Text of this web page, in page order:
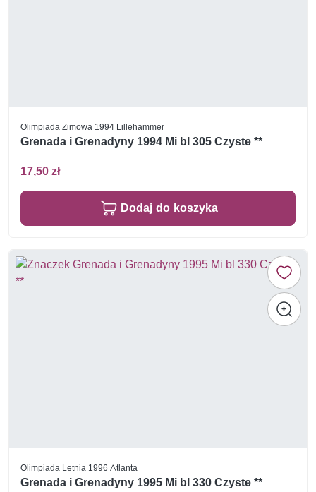
Olimpiada Zimowa 1994 Lillehammer
Grenada i Grenadyny 1994 Mi bl 305 Czyste **
17,50 zł
Dodaj do koszyka
Olimpiada Letnia 1996 Atlanta
Grenada i Grenadyny 1995 Mi bl 330 Czyste **